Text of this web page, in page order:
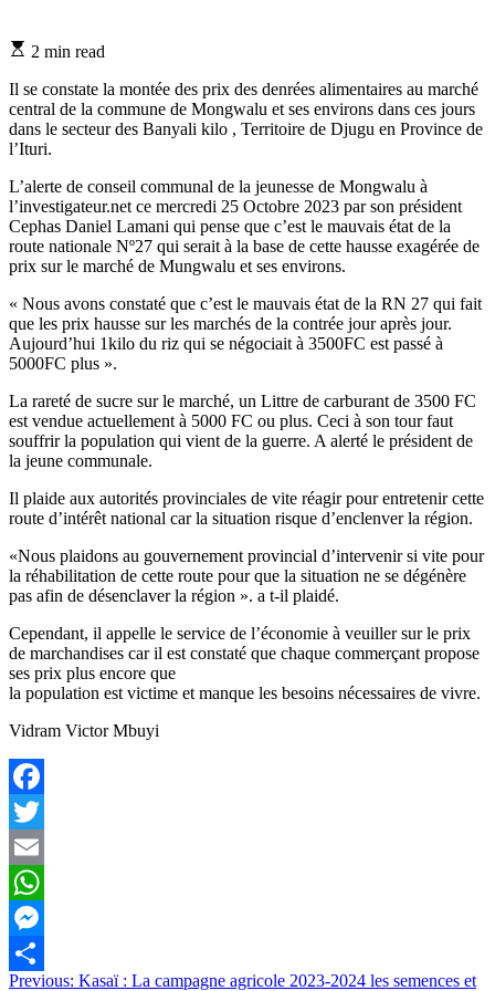
Estimated
time
2 min read
Il se constate la montée des prix des denrées alimentaires au marché
central de la commune de Mongwalu et ses environs dans ces jours
dans le secteur des Banyali kilo , Territoire de Djugu en Province de
l’Ituri.
L’alerte de conseil communal de la jeunesse de Mongwalu à
l’investigateur.net ce mercredi 25 Octobre 2023 par son président
Cephas Daniel Lamani qui pense que c’est le mauvais état de la
route nationale Nº27 qui serait à la base de cette hausse exagérée de
prix sur le marché de Mungwalu et ses environs.
« Nous avons constaté que c’est le mauvais état de la RN 27 qui fait
que les prix hausse sur les marchés de la contrée jour après jour.
Aujourd’hui 1kilo du riz qui se négociait à 3500FC est passé à
5000FC plus ».
La rareté de sucre sur le marché, un Littre de carburant de 3500 FC
est vendue actuellement à 5000 FC ou plus. Ceci à son tour faut
souffrir la population qui vient de la guerre. A alerté le président de
la jeune communale.
Il plaide aux autorités provinciales de vite réagir pour entretenir cette
route d’intérêt national car la situation risque d’enclenver la région.
«Nous plaidons au gouvernement provincial d’intervenir si vite pour
la réhabilitation de cette route pour que la situation ne se dégénère
pas afin de désenclaver la région ». a t-il plaidé.
Cependant, il appelle le service de l’économie à veuiller sur le prix
de marchandises car il est constaté que chaque commerçant propose
ses prix plus encore que
la population est victime et manque les besoins nécessaires de vivre.
Vidram Victor Mbuyi
Facebook
Twitter
Email
WhatsApp
Messenger
Navigation
Previous: Kasaï : La campagne agricole 2023-2024 les semences et